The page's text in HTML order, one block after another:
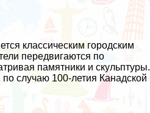
классическим городским
передвигаются по
памятники и скульптуры.
случаю 100-летия Канадской